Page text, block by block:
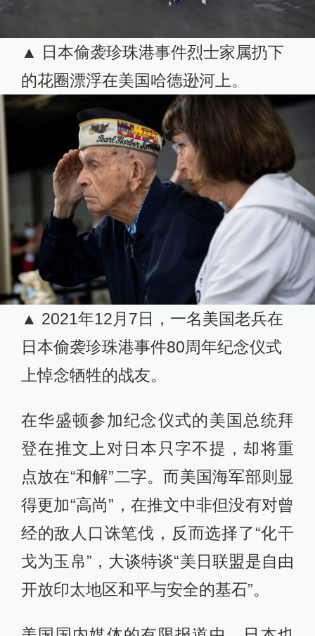
▲ 日本偷袭珍珠港事件烈士家属扔下
的花圈漂浮在美国哈德逊河上。
▲ 2021年12月7日，一名美国老兵在
日本偷袭珍珠港事件80周年纪念仪式
上悼念牺牲的战友。
在华盛顿参加纪念仪式的美国总统拜
登在推文上对日本只字不提，却将重
点放在“和解”二字。而美国海军部则显
得更加“高尚”，在推文中非但没有对曾
经的敌人口诛笔伐，反而选择了“化干
戈为玉帛”，大谈特谈“美日联盟是自由
开放印太地区和平与安全的基石”。